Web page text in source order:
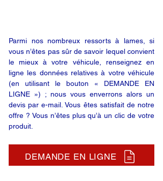
Parmi nos nombreux ressorts à lames, si
vous n’êtes pas sûr de savoir lequel convient
le mieux à votre véhicule, renseignez en
ligne les données relatives à votre véhicule
(en utilisant le bouton « DEMANDE EN
LIGNE ») ; nous vous enverrons alors un
devis par e-mail. Vous êtes satisfait de notre
offre ? Vous n’êtes plus qu’à un clic de votre
produit.
DEMANDE EN LIGNE